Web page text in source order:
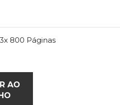
800 Páginas
AO